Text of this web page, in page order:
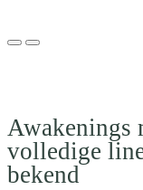
Awakenings
volledige
bekend